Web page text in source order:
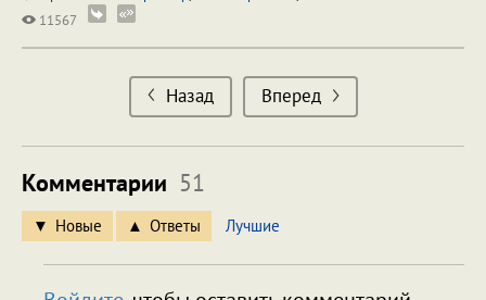
11567
Назад Вперед
Комментарии 51
Новые Ответы Лучшие